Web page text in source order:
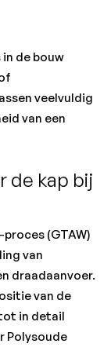
de bouw
veelvuldig
van een
de kap bij
(GTAW)
van
draadaanvoer.
van de
in detail
Polysoude